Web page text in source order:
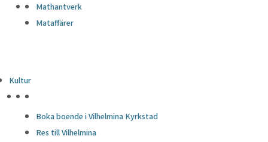
Mathantverk
Mataffärer
Kultur
Boka boende i Vilhelmina Kyrkstad
Res till Vilhelmina